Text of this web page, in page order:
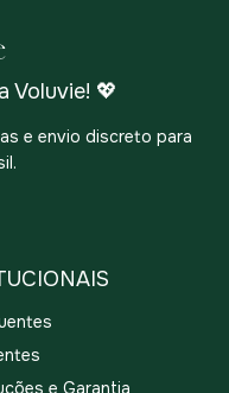
Voluvie! 💖
e envio discreto para
e Garantia